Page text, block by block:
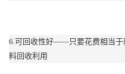
6.可回收性好——只要花费相当于
料回收利用